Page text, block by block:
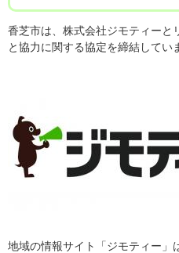
香芝市は、株式会社ジモティーと
と協力に関する協定を締結してい
地域の情報サイト「ジモティー」